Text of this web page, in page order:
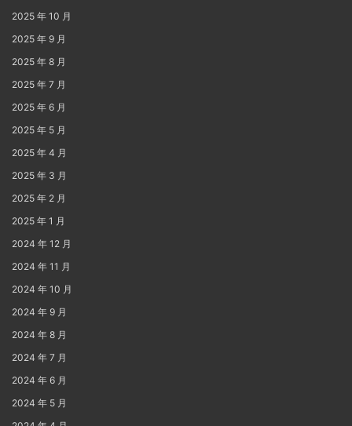
2025 年 10 月
2025 年 9 月
2025 年 8 月
2025 年 7 月
2025 年 6 月
2025 年 5 月
2025 年 4 月
2025 年 3 月
2025 年 2 月
2025 年 1 月
2024 年 12 月
2024 年 11 月
2024 年 10 月
2024 年 9 月
2024 年 8 月
2024 年 7 月
2024 年 6 月
2024 年 5 月